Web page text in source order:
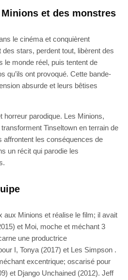
Minions et des monstres
le cinéma et conquièrent
stars, perdent tout, libèrent des
le monde réel, puis tentent de
qu’ils ont provoqué. Cette bande-
absurde et leurs bêtises
horreur parodique. Les Minions,
Tinseltown en terrain de
affrontent les conséquences de
un récit qui parodie les
aux Minions et réalise le film; il avait
et Moi, moche et méchant 3
une productrice
I, Tonya (2017) et Les Simpson .
excentrique; oscarisé pour
et Django Unchained (2012). Jeff